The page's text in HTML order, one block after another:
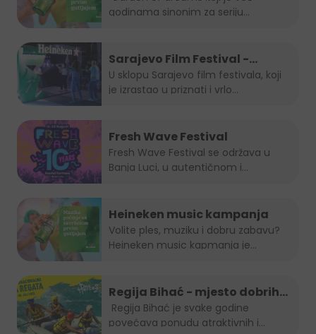
godinama sinonim za seriju
Sarajevo Film Festival -
Summer Lounge
U sklopu Sarajevo film festivala, koji
je izrastao u priznati i vrlo...
Fresh Wave Festival
Fresh Wave Festival se održava u
Banja Luci, u autentičnom i...
Heineken music kampanja
Volite ples, muziku i dobru zabavu?
Heineken music kapmanja je...
Regija Bihać - mjesto dobrih
evenata
povećava ponudu atraktivnih i...